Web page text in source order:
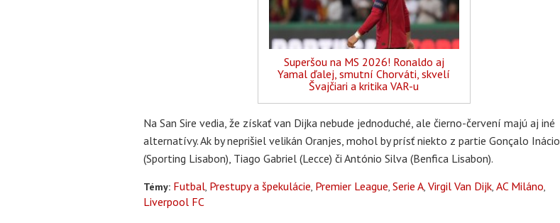
Superšou na MS 2026! Ronaldo aj
Yamal ďalej, smutní Chorváti, skvelí
Švajčiari a kritika VAR-u
Na San Sire vedia, že získať van Dijka nebude jednoduché, ale čierno-červení majú aj iné
alternatívy. Ak by neprišiel velikán Oranjes, mohol by prísť niekto z partie Gonçalo Inácio
(Sporting Lisabon), Tiago Gabriel (Lecce) či António Silva (Benfica Lisabon).
Témy: Futbal Prestupy a špekulácie Premier League Serie A Virgil Van Dijk AC Miláno
Liverpool FC